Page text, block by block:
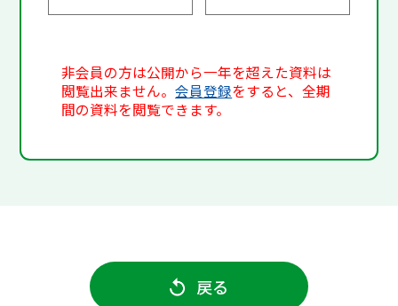
非会員の方は公開から一年を超えた資料は
閲覧出来ません。会員登録をすると、全期
間の資料を閲覧できます。
戻る